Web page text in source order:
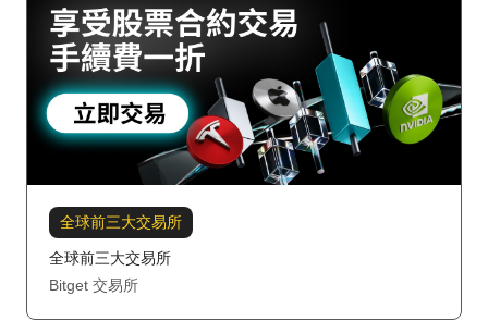
全球前三大交易所
全球前三大交易所
Bitget 交易所